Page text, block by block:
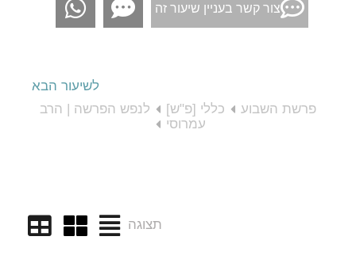
צור קשר בעניין שיעור זה
לשיעור הבא
פרשת השבוע
כללי [פ"ש]
לנפש הפרשה | הרב
עמרוסי
תצוגה